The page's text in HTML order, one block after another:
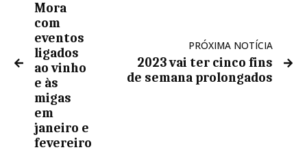
Mora
com
eventos
ligados
ao vinho
e às
migas
em
janeiro e
fevereiro
PRÓXIMA NOTÍCIA
2023 vai ter cinco fins
de semana prolongados